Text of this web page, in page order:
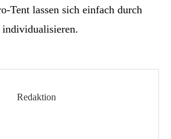
Tent lassen sich einfach durch
Redaktion